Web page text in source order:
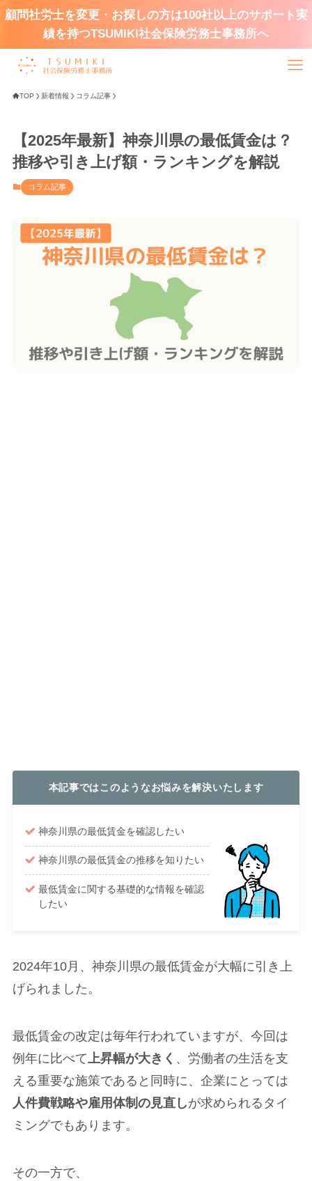
顧問社労士を変更・お探しの方は100社以上のサポート実
績を持つTSUMIKI社会保険労務士事務所へ
TOP 新着情報 コラム記事
【2025年最新】神奈川県の最低賃金は？
推移や引き上げ額・ランキングを解説
コラム記事
本記事ではこのようなお悩みを解決いたします
神奈川県の最低賃金を確認したい
神奈川県の最低賃金の推移を知りたい
最低賃金に関する基礎的な情報を確認
したい
2024年10月、神奈川県の最低賃金が大幅に引き上
げられました。
最低賃金の改定は毎年行われていますが、今回は
例年に比べて上昇幅が大きく 、労働者の生活を支
える重要な施策であると同時に、企業にとっては
人件費戦略や雇用体制の見直しが求められるタイ
ミングでもあります。
その一方で、